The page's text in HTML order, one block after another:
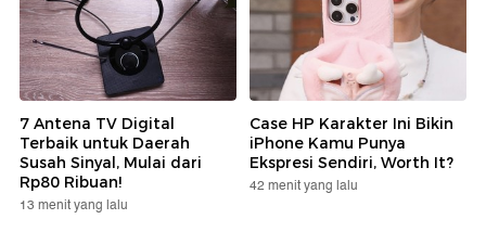
7 Antena TV Digital
Terbaik untuk Daerah
Susah Sinyal, Mulai dari
Rp80 Ribuan!
13 menit yang lalu
Case HP Karakter Ini Bikin
iPhone Kamu Punya
Ekspresi Sendiri, Worth It?
42 menit yang lalu